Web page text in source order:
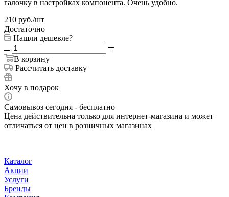
галочку в настройках компонента. Очень удобно.
210 руб./шт
Достаточно
Нашли дешевле?
В корзину
Рассчитать доставку
Хочу в подарок
Самовывоз сегодня - бесплатно
Цена действительна только для интернет-магазина и может
отличаться от цен в розничных магазинах
Каталог
Акции
Услуги
Бренды